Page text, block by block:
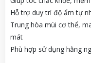
Hỗ trợ duy trì độ ẩm tự
Trung hòa mùi cơ thể,
mát
Phù hợp sử dụng hằng